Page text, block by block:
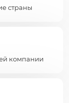
страны
компании